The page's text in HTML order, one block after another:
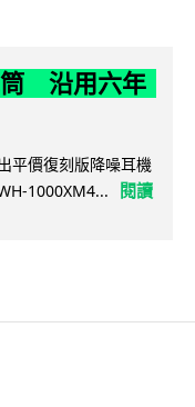
筒 沿用六年
平價復刻版降噪耳機
1000XM4...
閱讀